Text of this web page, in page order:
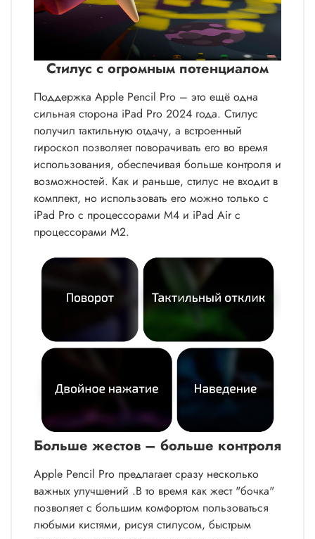
Стилус с огромным потенциалом
Поддержка Apple Pencil Pro – это ещё одна
сильная сторона iPad Pro 2024 года. Стилус
получил тактильную отдачу, а встроенный
гироскоп позволяет поворачивать его во время
использования, обеспечивая больше контроля и
возможностей. Как и раньше, стилус не входит в
комплект, но использовать его можно только с
iPad Pro c процессорами M4 и iPad Air c
процессорами M2.
Больше жестов – больше контроля
Apple Pencil Pro предлагает сразу несколько
важных улучшений .В то время как жест "бочка"
позволяет с большим комфортом пользоваться
любыми кистями, рисуя стилусом, быстрым